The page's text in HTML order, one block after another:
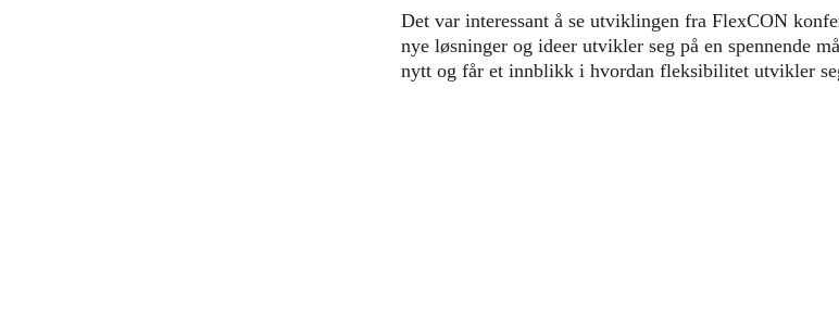
Det var interessant å se utviklingen fra FlexCON
nye løsninger og ideer utvikler seg på en spennende
nytt og får et innblikk i hvordan fleksibilitet utvikler